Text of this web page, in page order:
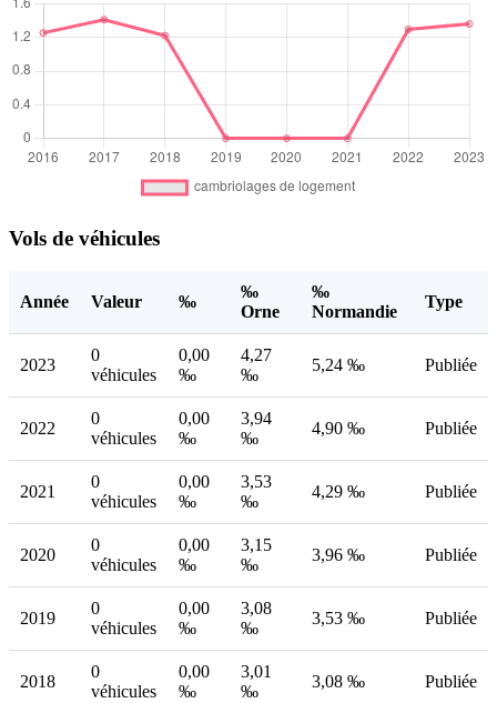
Vols de véhicules
Année Valeur ‰
‰
Orne
‰
Normandie
Type
2023
0
véhicules
0,00
‰
4,27
‰
5,24 ‰ Publiée
2022
0
véhicules
0,00
‰
3,94
‰
4,90 ‰ Publiée
2021
0
véhicules
0,00
‰
3,53
‰
4,29 ‰ Publiée
2020
0
véhicules
0,00
‰
3,15
‰
3,96 ‰ Publiée
2019
0
véhicules
0,00
‰
3,08
‰
3,53 ‰ Publiée
2018
0
véhicules
0,00
‰
3,01
‰
3,08 ‰ Publiée